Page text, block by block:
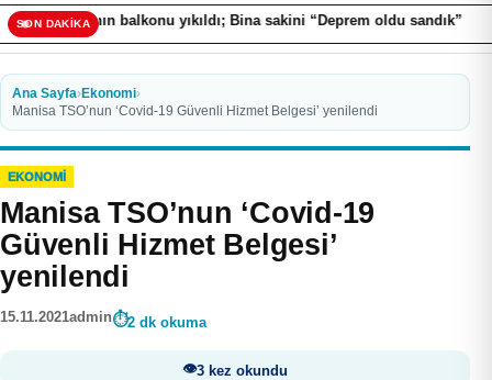
SON DAKİKA
balkonu yıkıldı; Bina sakini “Deprem oldu sandık” dedi
Ana Sayfa›Ekonomi›
Manisa TSO’nun ‘Covid-19 Güvenli Hizmet Belgesi’ yenilendi
EKONOMI
Manisa TSO’nun ‘Covid-19
Güvenli Hizmet Belgesi’
yenilendi
15.11.2021admin 2 dk okuma
3 kez okundu